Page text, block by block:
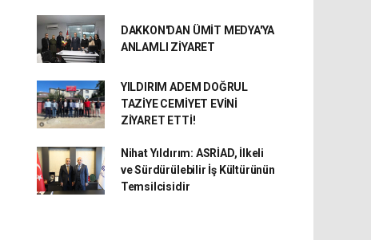
DAKKON'DAN ÜMİT MEDYA'YA
ANLAMLI ZİYARET
YILDIRIM ADEM DOĞRUL
TAZİYE CEMİYET EVİNİ
ZİYARET ETTİ!
Nihat Yıldırım: ASRİAD, İlkeli
ve Sürdürülebilir İş Kültürünün
Temsilcisidir